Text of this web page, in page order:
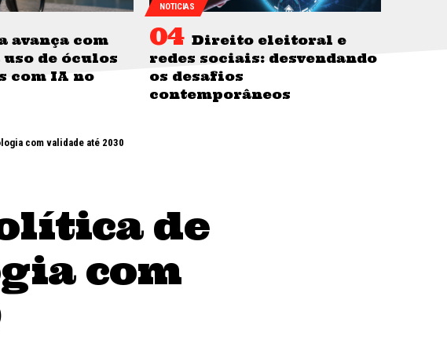
avança com
de óculos
com IA no
NOTICIAS
Direito eleitoral e
redes sociais: desvendando
os desafios
contemporâneos
com validade até 2030
de
com